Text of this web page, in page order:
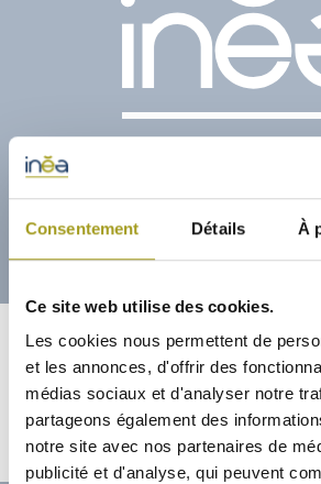
Consentement Détails À
Ce site web utilise des cookies.
Les cookies nous permettent de
et les annonces, d'offrir des
médias sociaux et d'analyser notre
partageons également des
notre site avec nos partenaires de
publicité et d'analyse, qui peuvent
25/04/2022
POLITIQUE DE
MANDATAIRES
2021 ET EX-ANTE 2022